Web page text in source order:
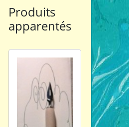
Produits
apparentés